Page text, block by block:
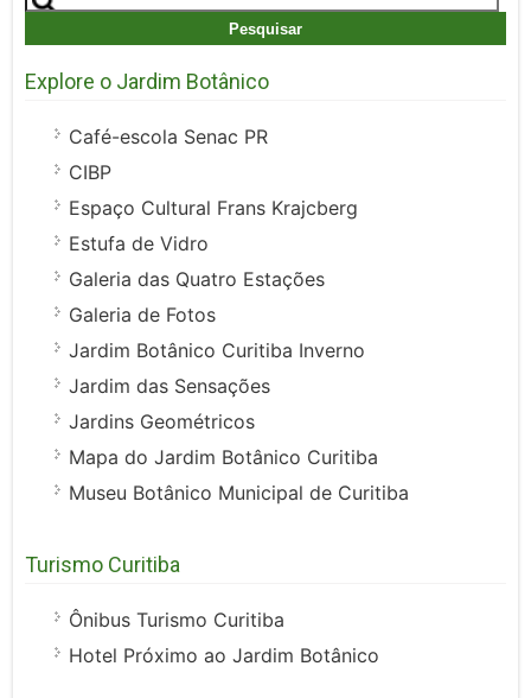
por:
Explore o Jardim Botânico
Café-escola Senac PR
CIBP
Espaço Cultural Frans Krajcberg
Estufa de Vidro
Galeria das Quatro Estações
Galeria de Fotos
Jardim Botânico Curitiba Inverno
Jardim das Sensações
Jardins Geométricos
Mapa do Jardim Botânico Curitiba
Museu Botânico Municipal de Curitiba
Turismo Curitiba
Ônibus Turismo Curitiba
Hotel Próximo ao Jardim Botânico